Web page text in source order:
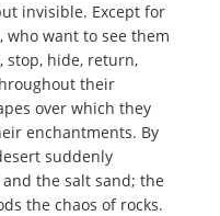
invisible. Except for
who want to see them
stop, hide, return,
their
over which they
enchantments. By
suddenly
the salt sand; the
the chaos of rocks.